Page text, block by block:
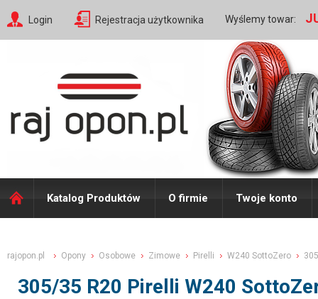
Login Rejestracja użytkownika Wyślemy towar:
Katalog Produktów O firmie Twoje konto
rajopon.pl Opony Osobowe Zimowe Pirelli W240 SottoZero
305/35 R20 Pirelli W240